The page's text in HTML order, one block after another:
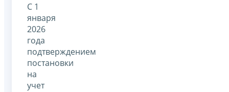
С 1
января
2026
года
подтверждением
постановки
на
учет